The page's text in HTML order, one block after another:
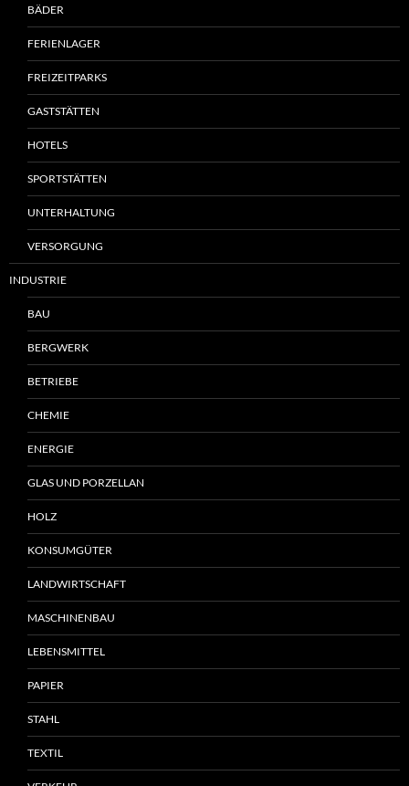
BÄDER
FERIENLAGER
FREIZEITPARKS
GASTSTÄTTEN
HOTELS
SPORTSTÄTTEN
UNTERHALTUNG
VERSORGUNG
INDUSTRIE
BAU
BERGWERK
BETRIEBE
CHEMIE
ENERGIE
GLAS UND PORZELLAN
HOLZ
KONSUMGÜTER
LANDWIRTSCHAFT
MASCHINENBAU
LEBENSMITTEL
PAPIER
STAHL
TEXTIL